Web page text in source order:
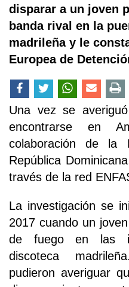
disparar a un joven
banda rival en la
madrileña y le
Europea de
Una vez se
encontrarse en
colaboración de la
República
través de la red
La investigación se
2017 cuando un
de fuego en las
discoteca
pudieron averiguar